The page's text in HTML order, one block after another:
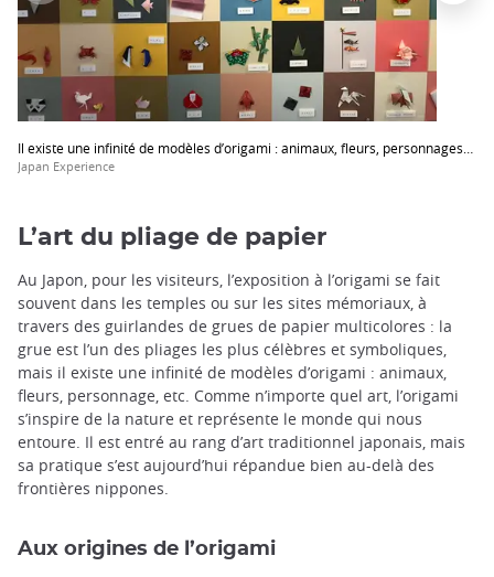
Il existe une infinité de modèles d’origami : animaux, fleurs, personnages…
Japan Experience
L’art du pliage de papier
Au Japon, pour les visiteurs, l’exposition à l’origami se fait
souvent dans les temples ou sur les sites mémoriaux, à
travers des guirlandes de grues de papier multicolores : la
grue est l’un des pliages les plus célèbres et symboliques,
mais il existe une infinité de modèles d’origami : animaux,
fleurs, personnage, etc. Comme n’importe quel art, l’origami
s’inspire de la nature et représente le monde qui nous
entoure. Il est entré au rang d’art traditionnel japonais, mais
sa pratique s’est aujourd’hui répandue bien au-delà des
frontières nippones.
Aux origines de l’origami